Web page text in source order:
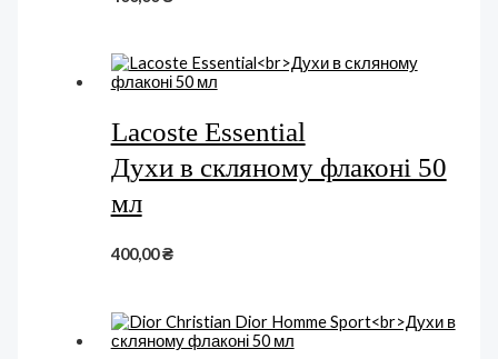
Lacoste Essential
Духи в скляному флаконі 50
мл
400,00₴